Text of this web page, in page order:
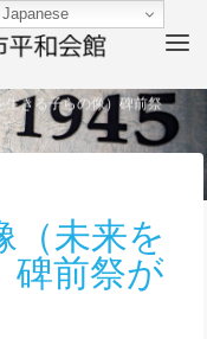
きる子らの像）碑前祭
（未来を
碑前祭が
Japanese